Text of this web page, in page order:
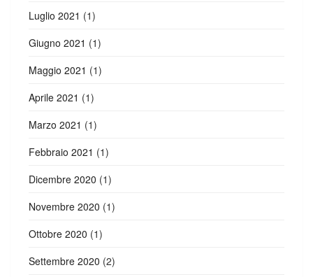
Luglio 2021 (1)
Giugno 2021 (1)
Maggio 2021 (1)
Aprile 2021 (1)
Marzo 2021 (1)
Febbraio 2021 (1)
Dicembre 2020 (1)
Novembre 2020 (1)
Ottobre 2020 (1)
Settembre 2020 (2)